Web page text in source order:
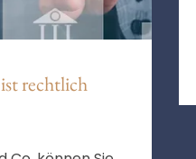
rechtlich